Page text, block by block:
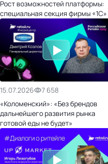
Рост возможностей платформы:
специальная секция фирмы «1С»
15.07.2026
7 658
«Коломенский»: «Без брендов
дальнейшего развития рынка
готовой еды не будет»